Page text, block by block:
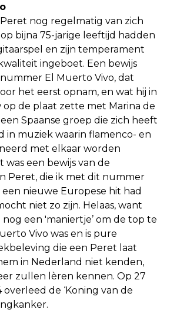
Peret nog regelmatig van zich
bijna 75-jarige leeftijd hadden
en zijn temperament
ingeboet. Een bewijs
El Muerto Vivo, dat
het eerst opnam, en wat hij in
de plaat zette met Marina de
Spaanse groep die zich heeft
in muziek waarin flamenco- en
met elkaar worden
was een bewijs van de
Peret, die ik met dit nummer
nieuwe Europese hit had
niet zo zijn. Helaas, want
een 'maniertje’ om de top te
Vivo was en is pure
die een Peret laat
in Nederland niet kenden,
zullen lèren kennen. Op 27
de ‘Koning van de